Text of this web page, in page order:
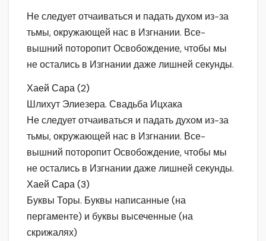
Не следует отчаиваться и падать духом из-за
тьмы, окружающей нас в Изгнании. Все-
вышний поторопит Освобождение, чтобы мы
не остались в Изгнании даже лишней секунды.
Хаей Сара (2)
Шлихут Элиезера. Свадьба Ицхака
Не следует отчаиваться и падать духом из-за
тьмы, окружающей нас в Изгнании. Все-
вышний поторопит Освобождение, чтобы мы
не остались в Изгнании даже лишней секунды.
Хаей Сара (3)
Буквы Торы. Буквы написанные (на
пергаменте) и буквы высеченные (на
скрижалях)